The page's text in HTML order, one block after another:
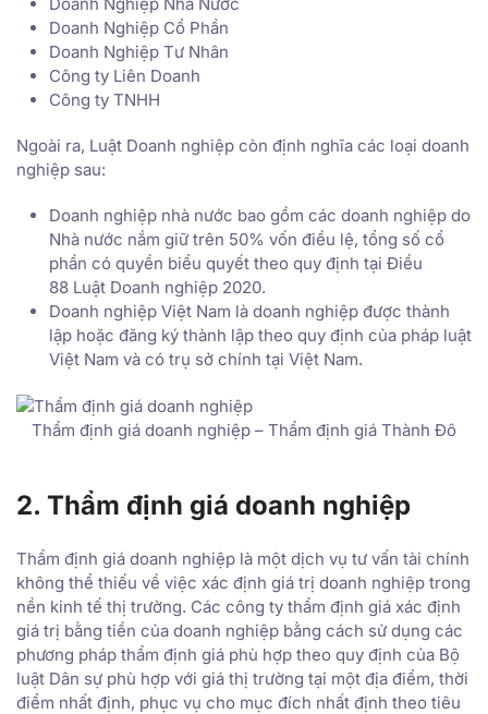
Doanh Nghiệp Cổ Phần
Doanh Nghiệp Tư Nhân
Công ty Liên Doanh
Công ty TNHH
Ngoài ra, Luật Doanh nghiệp còn định nghĩa các loại doanh
nghiệp sau:
Doanh nghiệp nhà nước bao gồm các doanh nghiệp do
Nhà nước nắm giữ trên 50% vốn điều lệ, tổng số cổ
phần có quyền biểu quyết theo quy định tại Điều
88 Luật Doanh nghiệp 2020.
Doanh nghiệp Việt Nam là doanh nghiệp được thành
lập hoặc đăng ký thành lập theo quy định của pháp luật
Việt Nam và có trụ sở chính tại Việt Nam.
Thẩm định giá doanh nghiệp – Thẩm định giá Thành Đô
2. Thẩm định giá doanh nghiệp
Thẩm định giá doanh nghiệp là một dịch vụ tư vấn tài chính
không thể thiếu về việc xác định giá trị doanh nghiệp trong
nền kinh tế thị trường. Các công ty thẩm định giá xác định
giá trị bằng tiền của doanh nghiệp bằng cách sử dụng các
phương pháp thẩm định giá phù hợp theo quy định của Bộ
luật Dân sự phù hợp với giá thị trường tại một địa điểm, thời
điểm nhất định, phục vụ cho mục đích nhất định theo tiêu